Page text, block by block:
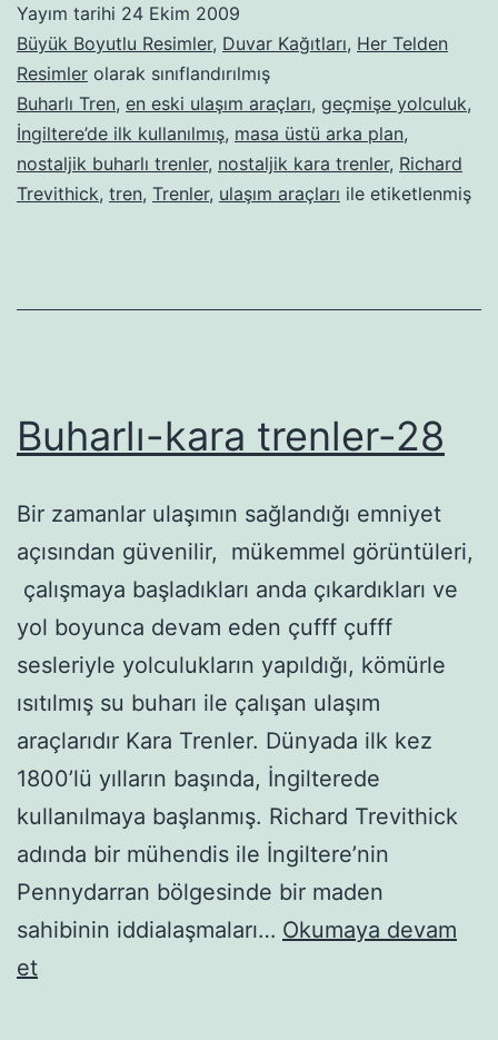
29
Yayım tarihi 24 Ekim 2009
Büyük Boyutlu Resimler, Duvar Kağıtları, Her Telden
Resimler olarak sınıflandırılmış
Buharlı Tren, en eski ulaşım araçları, geçmişe yolculuk,
İngiltere’de ilk kullanılmış, masa üstü arka plan,
nostaljik buharlı trenler, nostaljik kara trenler, Richard
Trevithick, tren, Trenler, ulaşım araçları ile etiketlenmiş
Buharlı-kara trenler-28
Bir zamanlar ulaşımın sağlandığı emniyet
açısından güvenilir, mükemmel görüntüleri,
çalışmaya başladıkları anda çıkardıkları ve
yol boyunca devam eden çufff çufff
sesleriyle yolculukların yapıldığı, kömürle
ısıtılmış su buharı ile çalışan ulaşım
araçlarıdır Kara Trenler. Dünyada ilk kez
1800’lü yılların başında, İngilterede
kullanılmaya başlanmış. Richard Trevithick
adında bir mühendis ile İngiltere’nin
Pennydarran bölgesinde bir maden
sahibinin iddialaşmaları… Okumaya devam
etBuharlı-